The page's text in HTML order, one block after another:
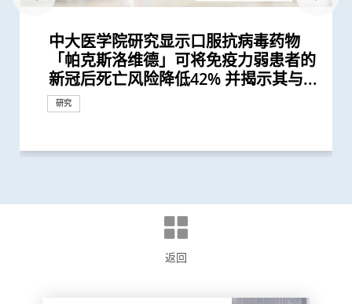
中大医学院研究显示口服抗病毒药物
「帕克斯洛维德」可将免疫力弱患者的
新冠后死亡风险降低42% 并揭示其与...
研究
中大研究显示口服抗病毒药物「帕克斯
洛维德」可降低新冠住院患者急症期后
死亡和出现后遗症的风险
研究
中大分析文字报告发现新冠症状会随病
毒变异及疫苗接种情况改变 并证实人
工智能大型语言模型有助传染病研究
研究
中大医学院发现良性前列腺增生患者感
染新冠病毒后 泌尿系统出现并发症风
险可高达五倍
研究
中大研究估算在本港新冠Omicron病
毒流行期间 半数感染个案未被发现
研究
中大医学院研发的SIM01微生态配方有
效纾缓新冠后遗症 研究结果刚发表於
国际权威医学期刊 《刺针传染病学》
研究
中大医学院发现可预测新冠疫苗长期药
效的肠道微生物和代谢物标记
研究
中大研究发现香港儿童近视率创新高
新冠疫情后六岁儿童患近视人数倍增
低浓度阿托品眼药水结合红光疗法研...
研究
中大威院研究证实新冠抗病毒药适用於
严重肾病患者
研究
研究揭示在怀孕期间感染2019冠状病毒
病 如何对胎盘造成不良影响
研究
新冠疫苗复必泰及科兴引发之「T细胞
反应」可有效预防不同新冠病毒变异株
引起的严重疾病
研究
中大研究证实新冠口服药有效降低院舍
长者五成入院风险及防止病情恶化
研究
中大医学院大型临床研究证实口服微胶
囊活菌配方SIM01有效纾缓新冠后遗症
研究
中大研究显示新冠风土化期间市民愿意
继续戴口罩及用酒精消毒液洁手 但接
种新冠疫苗加强剂意愿偏低
研究
中大医学院进行亚洲最大型长新冠研究
推算生殖系统徵状如性功能障碍困扰逾
40万港人
研究
港大及中大医学院联合研究证实 吸烟
及肥胖令患上重症新冠肺炎的风险增加
65%至81%
研究
大型临床研究证中大肠道微生态配方
(SIM01) 能减新冠及其他细菌和病毒感
染风险
研究
中大研究建议本港安老院舍应维持现有
防疫措施
研究
中大港大研究发现新冠口服药可降低住
院患者死亡风险近八成 并可显著减低
门诊患者入院率近九成
研究
中大成功开发实时生物信息平台评估新
冠疫苗效用 针对变异病毒 准确度达
95%
研究
中大医学院获医管局支持开展香港首个
大型长新冠研究 协助政府策划更全面
的长新冠医疗服务
研究
本港儿童疫情期间生活习惯全线失守
疫下儿童超重和肥胖比率增近两倍 疫
后抗拒「重回正轨」
研究
中大研究发现接种疫苗加强剂有效提高
母乳中新冠病毒抗体 保护年幼婴儿
研究
中大研究显示第三剂疫苗是高危群组抵
抗新冠病毒感染的关键
研究
港大及中大医学院联合研究发现已接种
疫苗人士 在感染新型冠状病毒变异株
Omicron后能对不同的新冠病毒变异...
研究
中大临床研究中心与中大医院合作 进
行香港首个专为新冠肺炎研发的口服药
物临床研究
研究
中大医学院全球首证有「长新冠型肠道
微生态」利用肠道微生态可准确预测、
诊断及治疗「长新冠」
研究
中大医学院研究显示新冠康复者有较高
风险出现干眼症
研究
中大医学院联同九龙城民政事务处举办
社区学童疫苗接种计划 目标为2,000名
市民接种新冠疫苗
健康推广计划
港大及中大医学院联合研究发现 吸烟
增加患上新冠肺炎的风险
研究
中大港大干细胞研究揭示新冠病毒诱发
血管炎症新机制
研究
中大研究发现肠道微生态失衡与「长新
冠」息息相关
研究
港大及中大医学院联合研究发现 第三
剂复必泰疫苗能提供足够抗体 抵抗新
型冠状病毒变异株Omicron
研究
港大及中大医学院联合研究发现 新型
冠状病毒变异株 Omicron 可大幅减低
复必泰疫苗的病毒中和能力
研究
中大港大联合研究发现「青春双歧杆
菌」可加强新冠疫苗成效
研究
中大研究揭示新冠肺炎患者急性肾损伤
的新机制和治疗方法
研究
中大研究显示订立标准的实验设置有助
确保新冠病毒核酸检测表现
研究
中大发现新冠疫情期间本港学童近视发
病率为疫情前2.5倍 研究指减少户外活
动时间及增加使用电子产品为主因
研究
中大医学院调查发现 仅4分之1未接种
新冠疫苗人士有意於未来半年接种 必
须尽快增加接种诱因
研究
中大医学院推算全港约有二万名未被发
现新冠感染者 研究证实本港所有疫苗
接种者均产生中和抗体 呼吁透过接种...
研究
中大与港大医学院带领国际科研团队发
现丙肝药物可治新冠肺炎
研究
中大研究显示新冠病毒抗体可经母体传
至胎儿
研究
中大医学院研究指幼儿成为新冠病毒
「隐形传播者」的风险不容忽视 病毒
载量及带活性病毒的比例偏高 持续带...
研究
中大医学院研究指出优化肠道微生态有
望提升新冠疫苗安全及成效
研究
中大医学院与海外外科专家联合建议
新冠患者将手术延后七星期以减低死亡
风险
国际合作
中大发现新冠患者的肠道内缺乏可调节
免疫力的益菌 八成新冠患者出现「长
新冠」症状 肠道微生态失衡成关键
研究
中大医学院调查发现政府在推动新冠疫
苗接种上扮演最重要角色
研究
中大证实以鼻纸条采集鼻液样本检测新
冠肺炎安全、简易及准确度高 适用於
不同年龄层 提倡广泛使用以达更佳疫...
研究
四成港人肠道微生态失衡情况与新冠患
者类似 中大研发「微生态免疫力配
方」证有效促进新冠患者康复 有望提...
研究
中大研究显示社区接触环境对新冠肺炎
传播起关键作用 娱乐场所是传播次数
最多的主要接触环境
研究
中大证新冠婴孩患者粪便带病毒 可成
隐形传播者 成立新冠病毒检测中心 致
力为婴幼儿作粪便检测
研究
本港新冠肺炎死亡个案绝大部分为60岁
或以上 中大率领国际专家共同制定策
略 照顾长者及认知障碍症患者
研究
中大研究显示新冠肺炎患者常见有肝脏
受损问题 建议监测患者肝功能 及早发
现病情恶化
研究
中大发现糖尿病或为感染新冠肺炎高危
因素 研究有助了解病毒致病潜在机制
研究
中大医学院领导的调查显示 全球泌尿
科服务因新冠病毒大流行而被严重推迟
研究
中大全球首证新冠患者肠道微生态现失
衡状况 成功研发益生菌配方平衡肠道
微生态 有望增强免疫力
研究
中大招募三千港人 侦查隐性新冠感染
拆解防疫关键
研究
中大医学院为机场抵港人士提供免费粪
便检测服务 首阶段以儿童及婴孩为目
标 助揪出感染新型冠状病毒「隐形个...
临床服务
中大发现新型冠状病毒于呼吸道清除后
仍存留于粪便 计划为检疫中心隔离人
士化验粪便 及早揪出「隐形个案」减...
研究
中大医学院公布「2019新型冠状病毒社
区研究」结果
研究
返回